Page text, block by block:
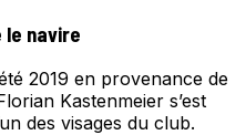
le navire
2019 en provenance de
Kastenmeier s’est
des visages du club.